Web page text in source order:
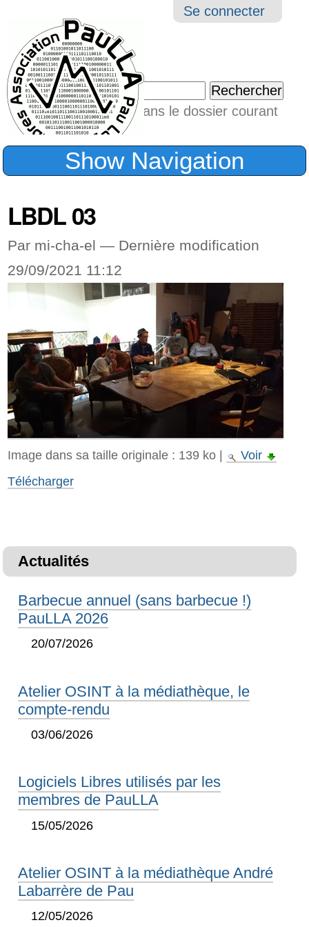
Outils
Se connecter
Chercher par
Seulement dans le dossier courant
Recherche
Show Navigation
LBDL 03
Par mi-cha-el — Dernière modification
29/09/2021 11:12
Image dans sa taille originale : 139 ko|
Voir
Télécharger
Actualités
Barbecue annuel (sans barbecue !)
PauLLA 2026
20/07/2026
Atelier OSINT à la médiathèque, le
compte-rendu
03/06/2026
Logiciels Libres utilisés par les
membres de PauLLA
15/05/2026
Atelier OSINT à la médiathèque André
Labarrère de Pau
12/05/2026